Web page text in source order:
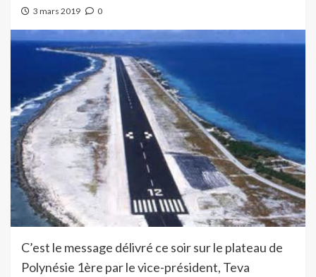
3 mars 2019 0
C’est le message délivré ce soir sur le plateau de
Polynésie 1ère par le vice-président, Teva